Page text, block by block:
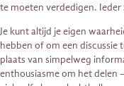
te moeten verdedigen. Ieder
Je kunt altijd je eigen
hebben of om een discussie
plaats van simpelweg
enthousiasme om het delen